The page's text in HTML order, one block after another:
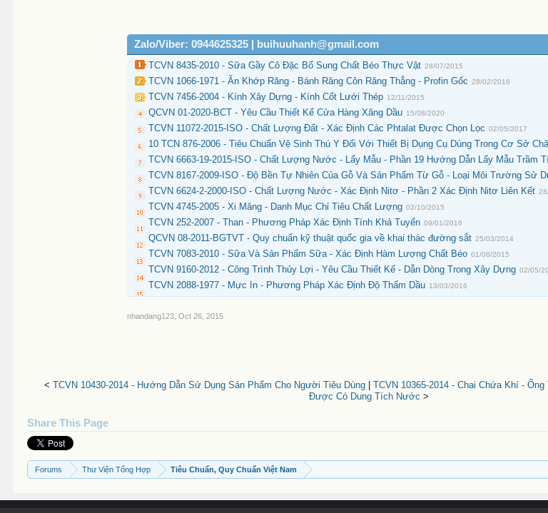
Zalo/Viber: 0944625325 | buihuuhanh@gmail.com
TCVN 8435-2010 - Sữa Gầy Cô Đặc Bổ Sung Chất Béo Thực Vật 28/07/2015
TCVN 1066-1971 - Ăn Khớp Răng - Bánh Răng Côn Răng Thẳng - Profin Gốc 28/02/2016
TCVN 7456-2004 - Kính Xây Dựng - Kính Cốt Lưới Thép 12/11/2015
QCVN 01-2020-BCT - Yêu Cầu Thiết Kế Cửa Hàng Xăng Dầu 15/08/2020
TCVN 11072-2015-ISO - Chất Lượng Đất - Xác Định Các Phtalat Được Chọn Lọc 02/05/2017
10 TCN 876-2006 - Tiêu Chuẩn Vệ Sinh Thú Y Đối Với Thiết Bị Dụng Cụ Dùng Trong Cơ Sở
TCVN 6663-19-2015-ISO - Chất Lượng Nước - Lấy Mẫu - Phần 19 Hướng Dẫn Lấy Mẫu Trầm
TCVN 8167-2009-ISO - Độ Bền Tự Nhiên Của Gỗ Và Sản Phẩm Từ Gỗ - Loại Môi Trường Sử
TCVN 6624-2-2000-ISO - Chất Lượng Nước - Xác Định Nitơ - Phần 2 Xác Định Nitơ Liên Kết
TCVN 4745-2005 - Xi Măng - Danh Mục Chỉ Tiêu Chất Lượng 02/10/2015
TCVN 252-2007 - Than - Phương Pháp Xác Định Tính Khả Tuyển 09/01/2016
QCVN 08-2011-BGTVT - Quy chuẩn kỹ thuật quốc gia về khai thác đường sắt 25/03/2014
TCVN 7083-2010 - Sữa Và Sản Phẩm Sữa - Xác Định Hàm Lượng Chất Béo 01/08/2015
TCVN 9160-2012 - Công Trình Thủy Lợi - Yêu Cầu Thiết Kế - Dẫn Dòng Trong Xây Dựng 02/05/
TCVN 2088-1977 - Mực In - Phương Pháp Xác Định Độ Thấm Dầu 13/03/2016
nhandang123 Oct 26, 2015
< TCVN 10430-2014 - Hướng Dẫn Sử Dụng Sản Phẩm Cho Người Tiêu Dùng
TCVN 10365-2014 - Chai Chứa Khí -
Được Có Dung Tích Nước >
Share This Page
Forums Thư Viện Tổng Hợp Tiêu Chuẩn, Quy Chuẩn Việt Nam